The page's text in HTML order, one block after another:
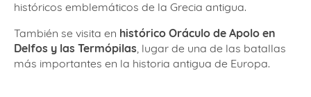
históricos emblemáticos de la Grecia antigua.
También se visita en histórico Oráculo de Apolo en
Delfos y las Termópilas , lugar de una de las batallas
más importantes en la historia antigua de Europa.